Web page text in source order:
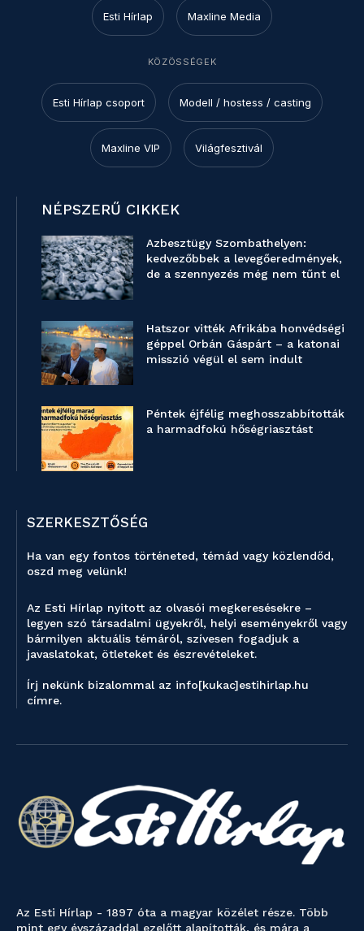
Esti Hírlap Maxline Media
KÖZÖSSÉGEK
Esti Hírlap csoport Modell / hostess / casting
Maxline VIP Világfesztivál
NÉPSZERŰ CIKKEK
Azbesztügy Szombathelyen:
kedvezőbbek a levegőeredmények,
de a szennyezés még nem tűnt el
Hatszor vitték Afrikába honvédségi
géppel Orbán Gáspárt – a katonai
misszió végül el sem indult
Péntek éjfélig meghosszabbították
a harmadfokú hőségriasztást
SZERKESZTŐSÉG
Ha van egy fontos történeted, témád vagy közlendőd,
oszd meg velünk!
Az Esti Hírlap nyitott az olvasói megkeresésekre –
legyen szó társadalmi ügyekről, helyi eseményekről vagy
bármilyen aktuális témáról, szívesen fogadjuk a
javaslatokat, ötleteket és észrevételeket.
Írj nekünk bizalommal az info[kukac]estihirlap.hu
címre.
Az Esti Hírlap - 1897 óta a magyar közélet része. Több
mint egy évszázaddal ezelőtt alapították, és mára a